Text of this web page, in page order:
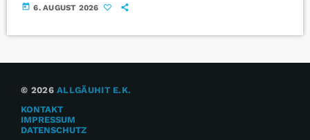
today 6. AUGUST 2026
© 2026ALLGÄUHIT E.K.
KONTAKT
IMPRESSUM
DATENSCHUTZ